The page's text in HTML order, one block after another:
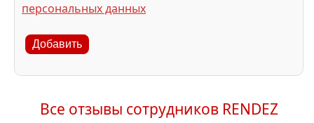
персональных данных
Добавить
Все отзывы сотрудников RENDEZ